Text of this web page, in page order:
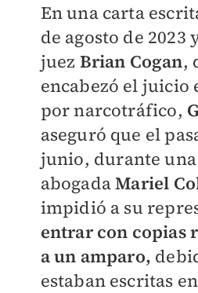
En una carta
de agosto de 2023
juez Brian Cogan,
encabezó el juicio
por narcotráfico,
aseguró que el
junio, durante
abogadaMariel
impidió a su
entrar con copias
a un amparo,
estaban escritas